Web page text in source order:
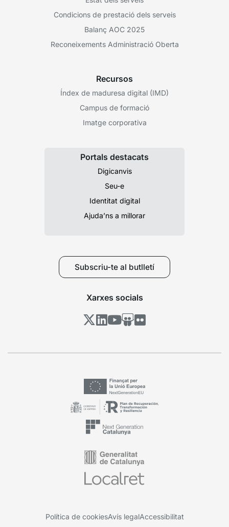
Condicions de prestació dels serveis
Balanç AOC 2025
Reconeixements Administració Oberta
Recursos
Índex de maduresa digital (IMD)
Campus de formació
Imatge corporativa
Portals destacats
Digicanvis
Seu-e
Identitat digital
Ajuda’ns a millorar
Subscriu-te al butlletí
Xarxes socials
Política de cookiesAvís legalAccessibilitat